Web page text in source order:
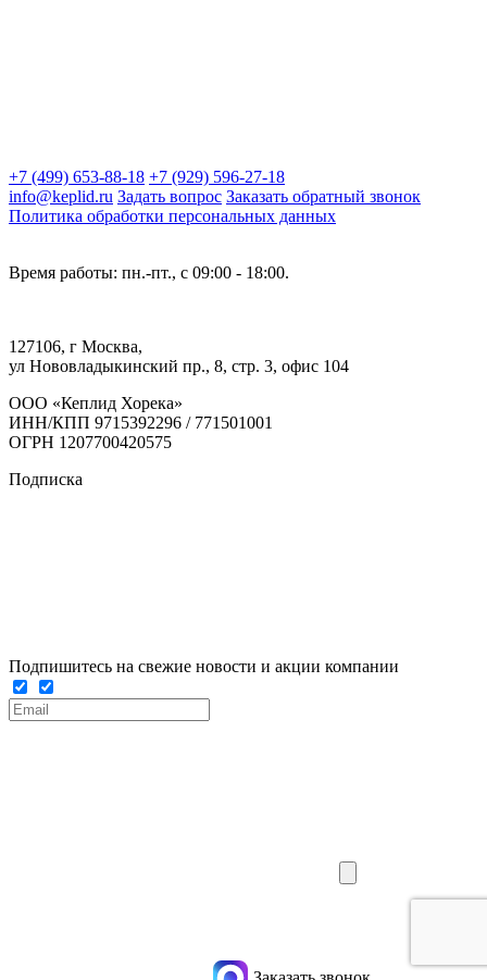
+7 (499) 653-88-18 +7 (929) 596-27-18
info@keplid.ru Задать вопрос Заказать обратный звонок
Политика обработки персональных данных
Время работы: пн.-пт., с 09:00 - 18:00.
127106, г Москва,
ул Нововладыкинский пр., 8, стр. 3, офис 104
ООО «Кеплид Хорека»
ИНН/КПП 9715392296 / 771501001
ОГРН 1207700420575
Подписка
Подпишитесь на свежие новости и акции компании